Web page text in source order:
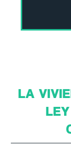
LA